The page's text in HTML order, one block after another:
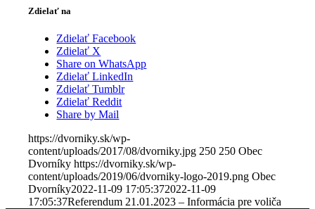
Zdielať na
Zdielať Facebook
Zdielať X
Share on WhatsApp
Zdielať LinkedIn
Zdielať Tumblr
Zdielať Reddit
Share by Mail
https://dvorniky.sk/wp-
content/uploads/2017/08/dvorniky.jpg 250 250 Obec
Dvorníky https://dvorniky.sk/wp-
content/uploads/2019/06/dvorniky-logo-2019.png Obec
Dvorníky2022-11-09 17:05:372022-11-09
17:05:37Referendum 21.01.2023 – Informácia pre voliča